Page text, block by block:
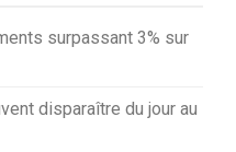
surpassant 3% sur
disparaître du jour au